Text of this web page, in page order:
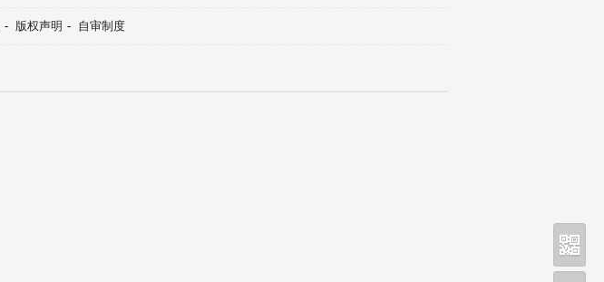
- 版权声明 - 自审制度